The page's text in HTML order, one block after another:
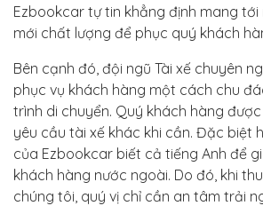
Ezbookcar tự tin khẳng định mang tới
mới chất lượng để phục quý khách
Bên cạnh đó, đội ngũ Tài xế chuyên
phục vụ khách hàng một cách chu
trình di chuyển. Quý khách hàng
yêu cầu tài xế khác khi cần. Đặc biệt
của Ezbookcar biết cả tiếng Anh để
khách hàng nước ngoài. Do đó, khi
chúng tôi, quý vị chỉ cần an tâm trải